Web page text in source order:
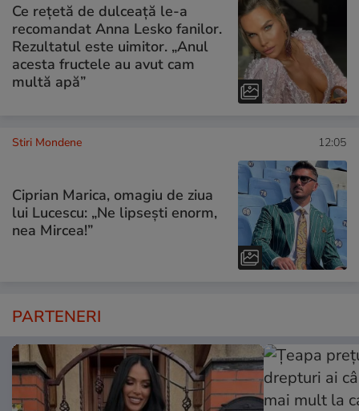
Ce rețetă de dulceață le-a
recomandat Anna Lesko fanilor.
Rezultatul este uimitor. „Anul
acesta fructele au avut cam
multă apă”
Stiri Mondene 12:05
Ciprian Marica, omagiu de ziua
lui Lucescu: „Ne lipsești enorm,
nea Mircea!”
PARTENERI